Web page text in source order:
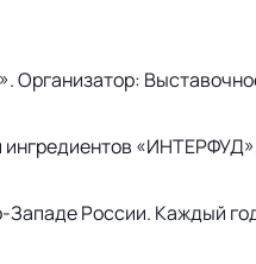
Организатор:
России. Каждый